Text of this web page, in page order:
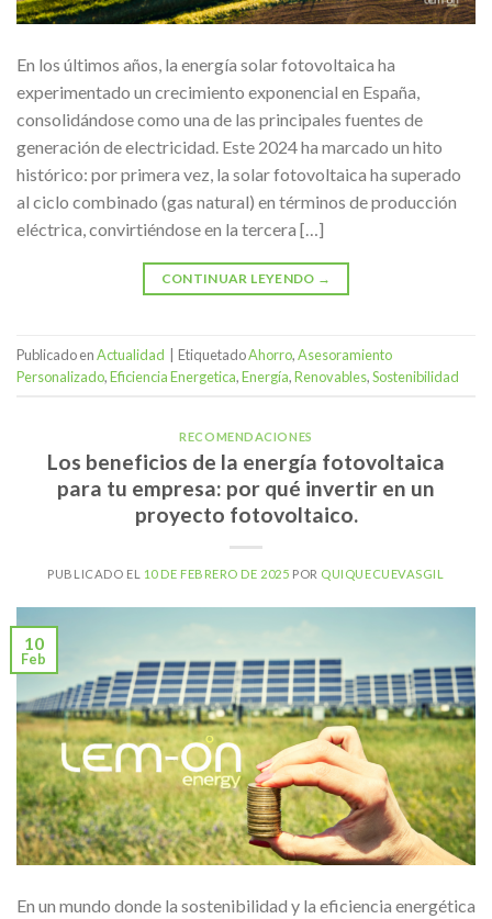
En los últimos años, la energía solar fotovoltaica ha
experimentado un crecimiento exponencial en España,
consolidándose como una de las principales fuentes de
generación de electricidad. Este 2024 ha marcado un hito
histórico: por primera vez, la solar fotovoltaica ha superado
al ciclo combinado (gas natural) en términos de producción
eléctrica, convirtiéndose en la tercera […]
CONTINUAR LEYENDO →
Publicado enActualidad EtiquetadoAhorro,Asesoramiento
Personalizado,Eficiencia Energetica,Energía,Renovables,Sostenibilidad
RECOMENDACIONES
Los beneficios de la energía fotovoltaica
para tu empresa: por qué invertir en un
proyecto fotovoltaico.
PUBLICADO EL 10 DE FEBRERO DE 2025 POR QUIQUECUEVASGIL
10
Feb
En un mundo donde la sostenibilidad y la eficiencia energética